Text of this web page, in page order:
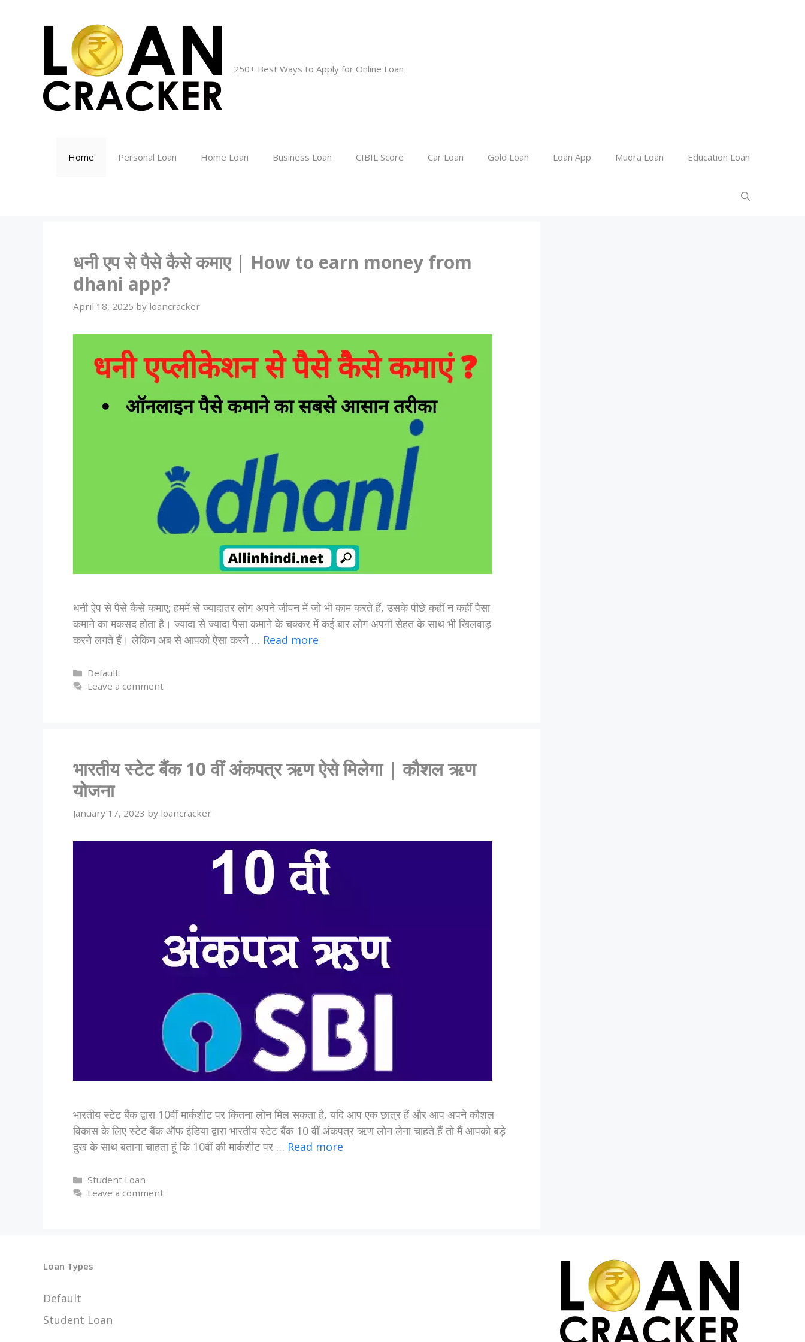
250+ Best Ways to Apply for Online Loan
Home Personal Loan Home Loan Business Loan CIBIL Score Car Loan Gold Loan Loan App Mudra Loan Education Loan
धनी एप से पैसे कैसे कमाए | How to earn money from
dhani app?
April 18, 2025 by loancracker
धनी ऐप से पैसे कैसे कमाए; हममें से ज्यादातर लोग अपने जीवन में जो भी काम करते हैं, उसके पीछे कहीं न कहीं पैसा
कमाने का मकसद होता है। ज्यादा से ज्यादा पैसा कमाने के चक्कर में कई बार लोग अपनी सेहत के साथ भी खिलवाड़
करने लगते हैं। लेकिन अब से आपको ऐसा करने … Read more
Categories
Default
Leave a comment
भारतीय स्टेट बैंक 10 वीं अंकपत्र ऋण ऐसे मिलेगा | कौशल ऋण
योजना
January 17, 2023 by loancracker
भारतीय स्टेट बैंक द्वारा 10वीं मार्कशीट पर कितना लोन मिल सकता है, यदि आप एक छात्र हैं और आप अपने कौशल
विकास के लिए स्टेट बैंक ऑफ इंडिया द्वारा भारतीय स्टेट बैंक 10 वीं अंकपत्र ऋण लोन लेना चाहते हैं तो मैं आपको बड़े
दुख के साथ बताना चाहता हूं कि 10वीं की मार्कशीट पर … Read more
Categories
Student Loan
Leave a comment
Loan Types
Default
Student Loan